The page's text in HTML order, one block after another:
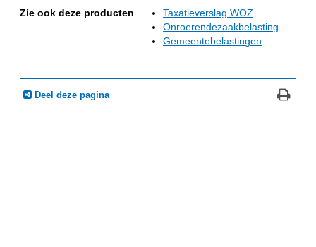
Zie ook deze producten
Taxatieverslag WOZ
Onroerendezaakbelasting
Gemeentebelastingen
Deel deze pagina